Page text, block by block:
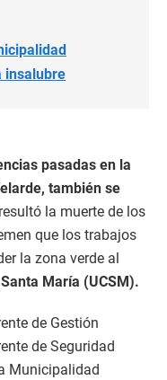
insalubre
pasadas en la
también se
la muerte de los
que los trabajos
la zona verde al
María (UCSM).
de Gestión
de Seguridad
Municipalidad